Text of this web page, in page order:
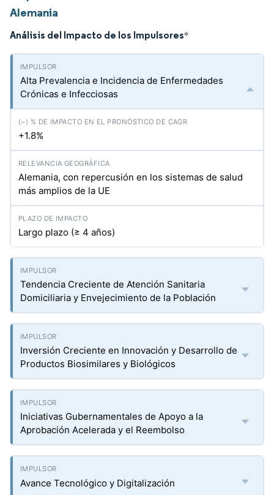
Alemania
Análisis del Impacto de los Impulsores*
Alta Prevalencia e Incidencia de Enfermedades
Crónicas e Infecciosas
+1.8%
Alemania, con repercusión en los sistemas de salud
más amplios de la UE
Largo plazo (≥ 4 años)
Tendencia Creciente de Atención Sanitaria
Domiciliaria y Envejecimiento de la Población
Inversión Creciente en Innovación y Desarrollo de
Productos Biosimilares y Biológicos
Iniciativas Gubernamentales de Apoyo a la
Aprobación Acelerada y el Reembolso
Avance Tecnológico y Digitalización